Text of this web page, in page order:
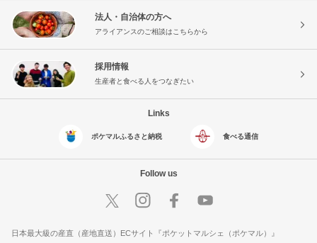
法人・自治体の方へ
アライアンスのご相談はこちらから
採用情報
生産者と食べる人をつなぎたい
Links
ポケマルふるさと納税 食べる通信
Follow us
日本最大級の産直（産地直送）ECサイト『ポケットマルシェ（ポケマル）』